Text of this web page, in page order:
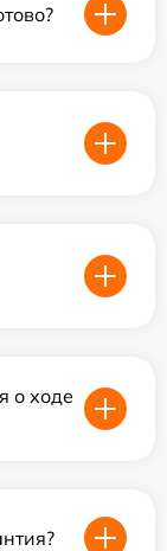
о ходе